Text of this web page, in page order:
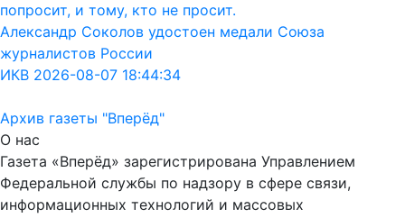
попросит, и тому, кто не просит.
Александр Соколов удостоен медали Союза
журналистов России
ИКВ 2026-08-07 18:44:34
Архив газеты "Вперёд"
О нас
Газета «Вперёд» зарегистрирована Управлением
Федеральной службы по надзору в сфере связи,
информационных технологий и массовых